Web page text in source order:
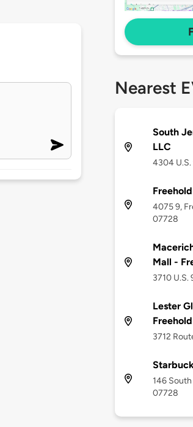
Nearest
South
LLC
4304 U.S.
4075 9,
07728
Mall -
3710 U.S.
Lester
Freehold
3712
146
07728